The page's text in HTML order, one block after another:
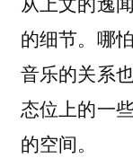
的细节。哪
音乐的关系
态位上的一
的空间。